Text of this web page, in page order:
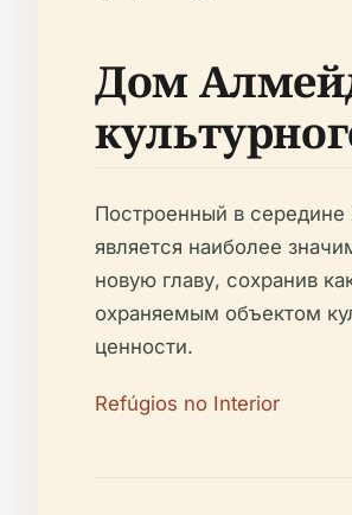
Дом
Построенный в
является наиболее
новую главу, сохранив
охраняемым объектом
ценности.
Refúgios no Interior